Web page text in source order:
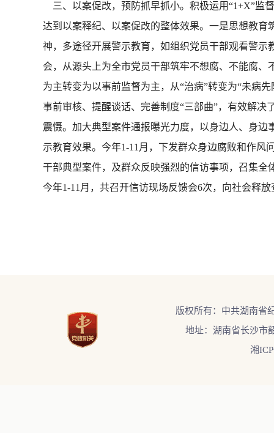
三、以案促改，预防抓早抓小。积极运用“1+X”监
达到以案释纪、以案促改的整体效果。一是思想教
神，多途径开展警示教育，如组织党员干部观看警
会，从源头上为全市党员干部筑牢不想腐、不能腐、
为主转变为以事前监督为主，从“治病”转变为“未病
事前审核、提醒谈话、完善制度“三部曲”，有效解
震慑。加大典型案件通报曝光力度，以身边人、身
示教育效果。今年1-11月，下发群众身边腐败和作风
干部典型案件，及群众反映强烈的信访事项，召集
今年1-11月，共召开信访现场反馈会6次，向社会释
版权所有：中共湖南省
地址：湖南省长沙市
湘